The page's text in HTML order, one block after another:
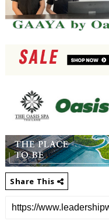
Share This